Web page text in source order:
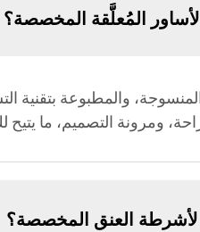
المُعلَّقة المخصصة؟
والمطبوعة بتقنية
ومرونة التصميم، ما
لأشرطة العنق المخصصة؟